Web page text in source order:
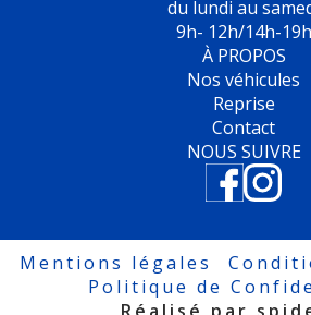
du lundi au
9h- 12h/14h-19h
À PROPOS
Nos véhicules
Reprise
Contact
NOUS SUIVRE
Mentions légales
Politique de